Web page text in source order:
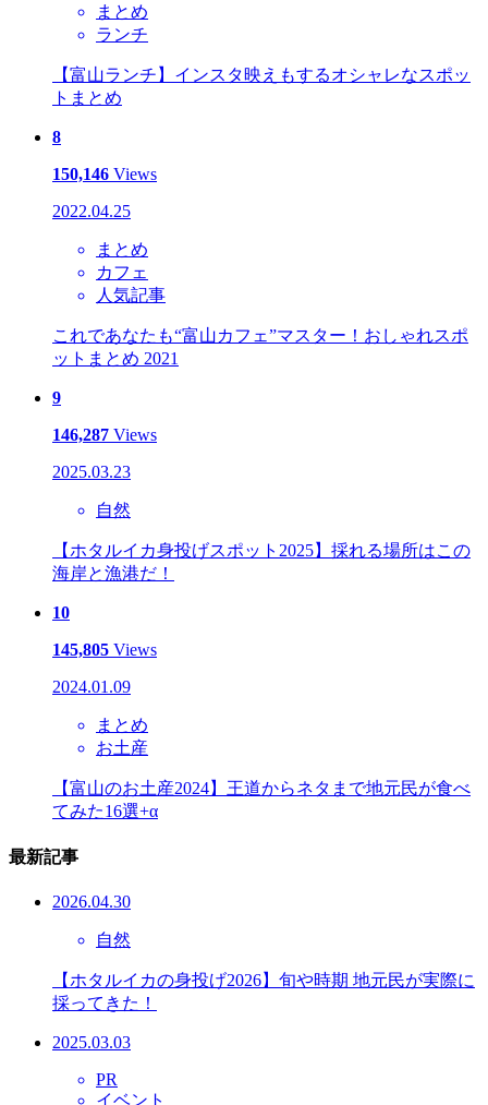
まとめ
ランチ
【富山ランチ】インスタ映えもするオシャレなスポッ
トまとめ
8
150,146 Views
2022.04.25
まとめ
カフェ
人気記事
これであなたも“富山カフェ”マスター！おしゃれスポ
ットまとめ 2021
9
146,287 Views
2025.03.23
自然
【ホタルイカ身投げスポット2025】採れる場所はこの
海岸と漁港だ！
10
145,805 Views
2024.01.09
まとめ
お土産
【富山のお土産2024】王道からネタまで地元民が食べ
てみた16選+α
最新記事
2026.04.30
自然
【ホタルイカの身投げ2026】旬や時期 地元民が実際に
採ってきた！
2025.03.03
PR
イベント